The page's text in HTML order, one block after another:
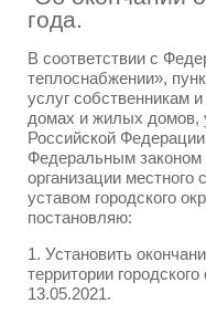
года.
В соответствии с
теплоснабжении»,
услуг собственникам
домах и жилых домов,
Российской
Федеральным
организации
уставом городского
постановляю:
1. Установить
территории
13.05.2021.